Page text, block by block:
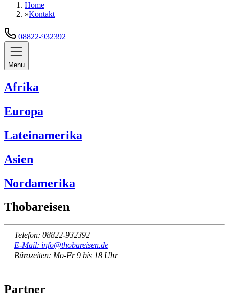
Home
»Kontakt
08822-932392
Menu
Afrika
Europa
Lateinamerika
Asien
Nordamerika
Thobareisen
Telefon: 08822-932392
E-Mail: info@thobareisen.de
Bürozeiten: Mo-Fr 9 bis 18 Uhr
Partner